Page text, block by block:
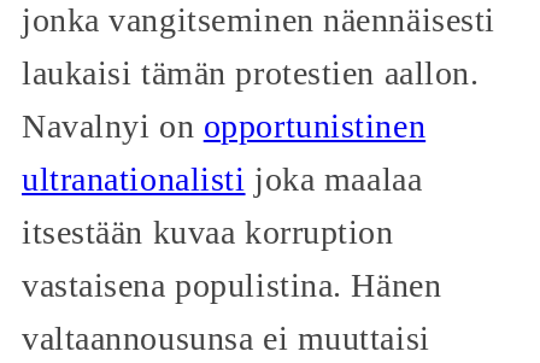
jonka vangitseminen näennäisesti
laukaisi tämän protestien aallon.
Navalnyi on opportunistinen
ultranationalisti joka maalaa
itsestään kuvaa korruption
vastaisena populistina. Hänen
valtaannousunsa ei muuttaisi